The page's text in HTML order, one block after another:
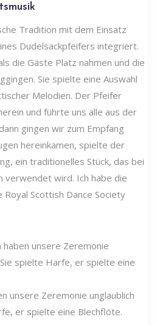
Tradition mit dem Einsatz
Dudelsackpfeifers integriert.
die Gäste Platz nahmen und die
Sie spielte eine Auswahl
Melodien. Der Pfeifer
und führte uns alle aus der
gingen wir zum Empfang
hereinkamen, spielte der
ein traditionelles Stück, das bei
verwendet wird. Ich habe die
Scottish Dance Society
unsere Zeremonie unglaublich
er spielte eine Blechflöte.